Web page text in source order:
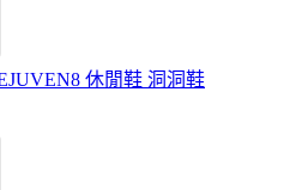
休閒鞋 洞洞鞋